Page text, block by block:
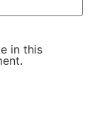
in this